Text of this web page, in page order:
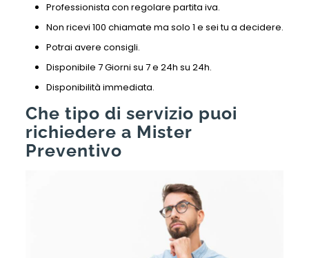
Professionista con regolare partita iva.
Non ricevi 100 chiamate ma solo 1 e sei tu a decidere.
Potrai avere consigli.
Disponibile 7 Giorni su 7 e 24h su 24h.
Disponibilità immediata.
Che tipo di servizio puoi
richiedere a Mister
Preventivo